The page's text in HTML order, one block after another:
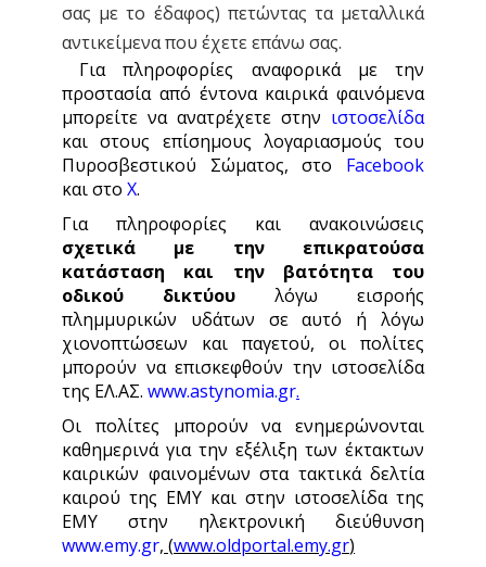
σας με το έδαφος) πετώντας τα μεταλλικά
αντικείμενα που έχετε επάνω σας.
Για πληροφορίες αναφορικά με την
προστασία από έντονα καιρικά φαινόμενα
μπορείτε να ανατρέχετε στην ιστοσελίδα
και στους επίσημους λογαριασμούς του
Πυροσβεστικού Σώματος, στο Facebook
και στο X.
Για πληροφορίες και ανακοινώσεις
σχετικά με την επικρατούσα
κατάσταση και την βατότητα του
οδικού δικτύου λόγω εισροής
πλημμυρικών υδάτων σε αυτό ή λόγω
χιονοπτώσεων και παγετού, οι πολίτες
μπορούν να επισκεφθούν την ιστοσελίδα
της ΕΛ.ΑΣ. www.astynomia.gr.
Οι πολίτες μπορούν να ενημερώνονται
καθημερινά για την εξέλιξη των έκτακτων
καιρικών φαινομένων στα τακτικά δελτία
καιρού της ΕΜΥ και στην ιστοσελίδα της
ΕΜΥ στην ηλεκτρονική διεύθυνση
www.emy.gr, (www.oldportal.emy.gr)